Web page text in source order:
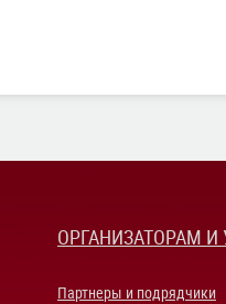
ОРГАНИЗАТОРАМ
Партнеры и подрядчики